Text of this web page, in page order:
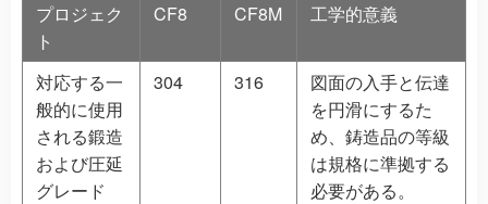
プロジェク
ト
CF8 CF8M 工学的意義
対応する一
般的に使用
される鍛造
および圧延
グレード
304 316
図面の入手と伝達
を円滑にするた
め、鋳造品の等級
は規格に準拠する
必要がある。